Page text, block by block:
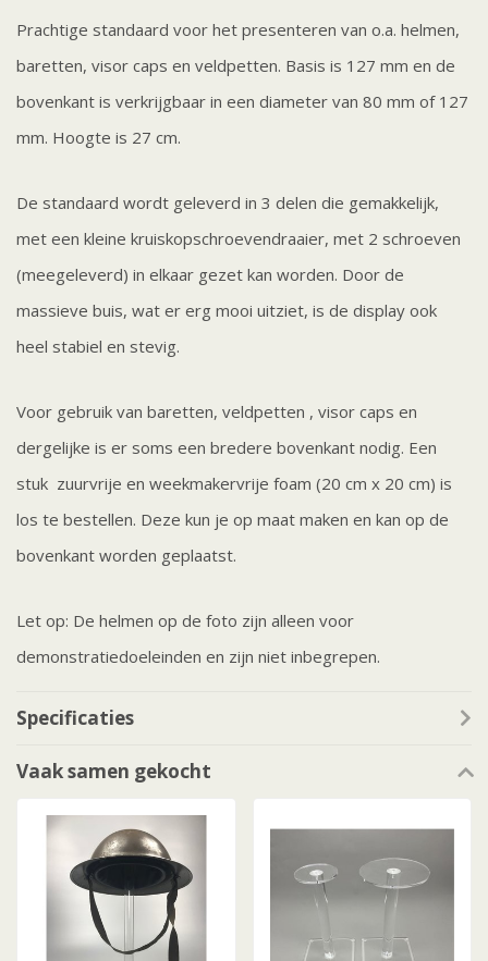
Prachtige standaard voor het presenteren van o.a. helmen,
baretten, visor caps en veldpetten. Basis is 127 mm en de
bovenkant is verkrijgbaar in een diameter van 80 mm of 127
mm. Hoogte is 27 cm.
De standaard wordt geleverd in 3 delen die gemakkelijk,
met een kleine kruiskopschroevendraaier, met 2 schroeven
(meegeleverd) in elkaar gezet kan worden. Door de
massieve buis, wat er erg mooi uitziet, is de display ook
heel stabiel en stevig.
Voor gebruik van baretten, veldpetten , visor caps en
dergelijke is er soms een bredere bovenkant nodig. Een
stuk zuurvrije en weekmakervrije foam (20 cm x 20 cm) is
los te bestellen. Deze kun je op maat maken en kan op de
bovenkant worden geplaatst.
Let op: De helmen op de foto zijn alleen voor
demonstratiedoeleinden en zijn niet inbegrepen.
Specificaties
Vaak samen gekocht